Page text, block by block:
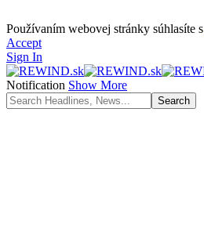
Používaním webovej stránky súhlasíte s
Accept
Sign In
Notification Show More